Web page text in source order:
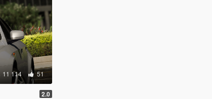
11 114 51
2.0